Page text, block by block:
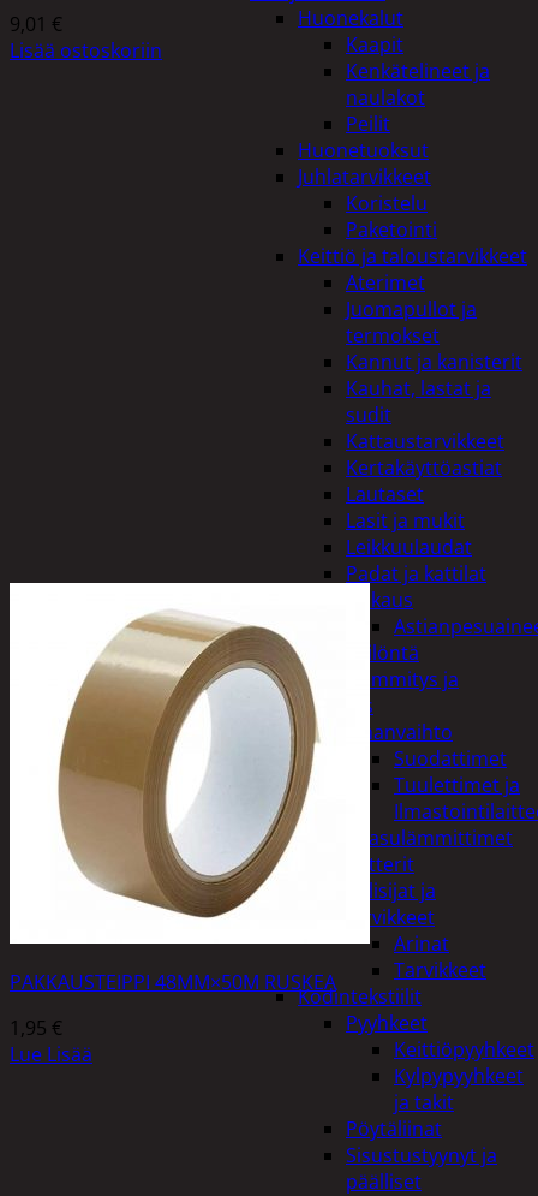
Huonekalut
Kaapit
Kenkätelineet ja
naulakot
Peilit
Huonetuoksut
Juhlatarvikkeet
Koristelu
Paketointi
Keittiö ja taloustarvikkeet
Aterimet
Juomapullot ja
termokset
Kannut ja kanisterit
Kauhat, lastat ja
sudit
Kattaustarvikkeet
Kertakäyttöastiat
Lautaset
Lasit ja mukit
Leikkuulaudat
Padat ja kattilat
Tiskaus
Säilöntä
Kodin lämmitys ja
tuuletus
Ilmanvaihto
Suodattimet
Tuulettimet ja
Kaasulämmittimet
Patterit
Tulisijat ja
tarvikkeet
Arinat
Tarvikkeet
Kodintekstiilit
Pyyhkeet
Keittiöpyyhkeet
Kylpypyyhkeet
ja takit
Pöytäliinat
Sisustustyynyt ja
päälliset
9,01 €
Lisää ostoskoriin
PAKKAUSTEIPPI 48MM×50M RUSKEA
1,95 €
Lue Lisää